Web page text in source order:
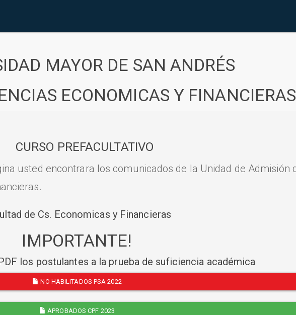
MAYOR DE SAN ANDRÉS
ECONOMICAS Y FINANCIERAS
CURSO PREFACULTATIVO
usted encontrara los comunicados de la Unidad de Admisión
de Cs. Economicas y Financieras
IMPORTANTE!
los postulantes a la prueba de suficiencia académica
NO HABILITADOS PSA 2022
APROBADOS CPF 2023